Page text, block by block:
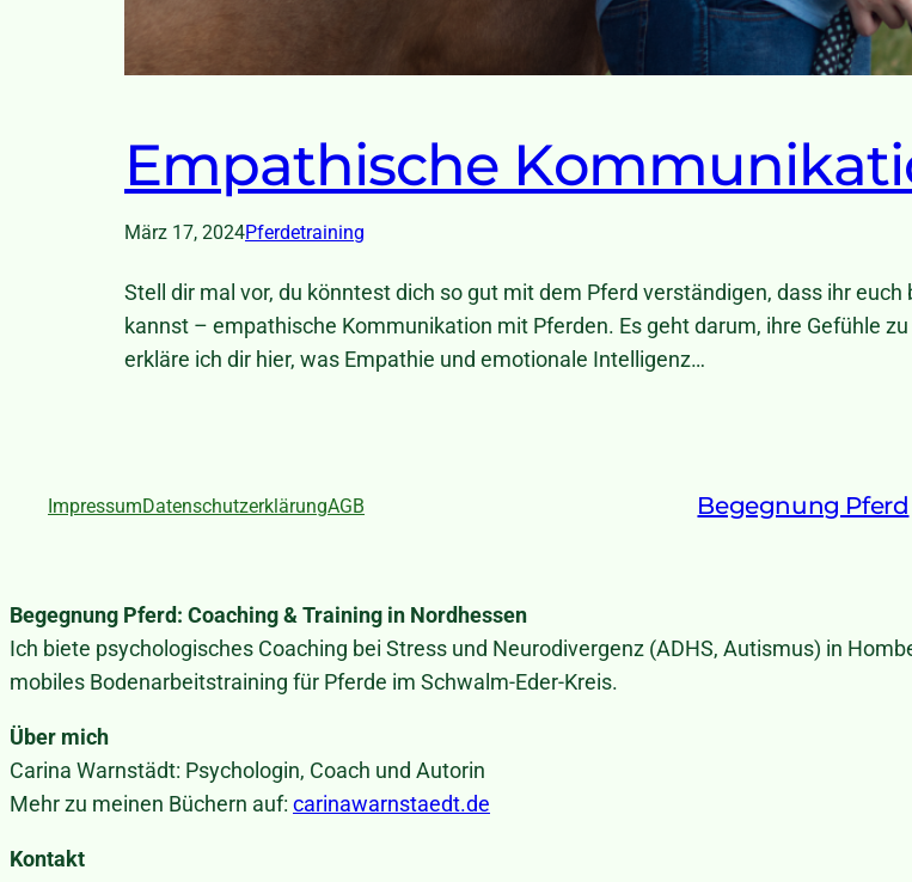
Empathische
März 17, 2024Pferdetraining
Stell dir mal vor, du könntest dich so gut mit dem Pferd verständigen, dass ihr
kannst – empathische Kommunikation mit Pferden. Es geht darum, ihre Gefühle
erkläre ich dir hier, was Empathie und emotionale Intelligenz…
ImpressumDatenschutzerklärungAGB Begegnung Pferd
Begegnung Pferd: Coaching & Training in Nordhessen
Ich biete psychologisches Coaching bei Stress und Neurodivergenz (ADHS, Autismus) in
mobiles Bodenarbeitstraining für Pferde im Schwalm-Eder-Kreis.
Über mich
Carina Warnstädt: Psychologin, Coach und Autorin
Mehr zu meinen Büchern auf: carinawarnstaedt.de
Kontakt